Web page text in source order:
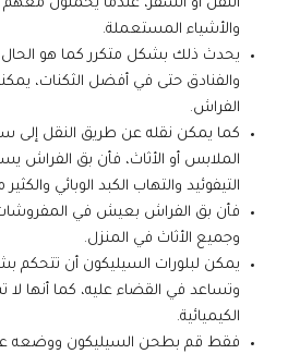
النقل أو السفر، عندما يحملون معهم
والأشياء المستعملة.
يحدث ذلك بشكل متكرر كما هو
والفنادق حتى في أفضل الثكنات،
الفراش.
كما يمكن نقله عن طريق النقل إلى
الملابس أو الأثاث، فأن بق الفراش
التيفوئيد والتهاب الكبد الوبائي
فأن بق الفراش بعيش في المفروشات
وجميع الأثاث في المنزل.
يمكن لبلورات السيليكون أن
وتساعد في القضاء عليه، كما أنها
الكيميائية.
فقط قم بطحن السيليكون ووضعه